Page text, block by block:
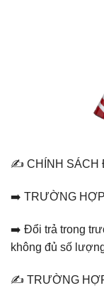
✍️ CHÍNH SÁCH
➡️ TRƯỜNG
➡️ Đổi trả trong
không đủ số
✍️ TRƯỜNG